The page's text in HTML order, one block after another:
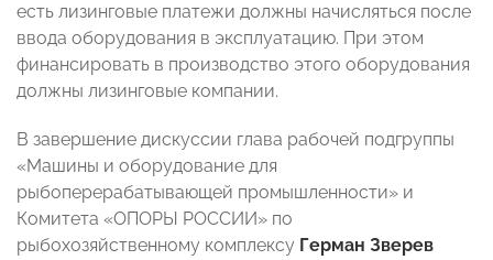
есть лизинговые платежи должны начисляться после
ввода оборудования в эксплуатацию. При этом
финансировать в производство этого оборудования
должны лизинговые компании.
В завершение дискуссии глава рабочей подгруппы
«Машины и оборудование для
рыбоперерабатывающей промышленности» и
Комитета «ОПОРЫ РОССИИ» по
рыбохозяйственному комплексу Герман Зверев